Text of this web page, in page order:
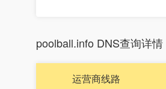
poolball.info DNS查询详情
运营商线路